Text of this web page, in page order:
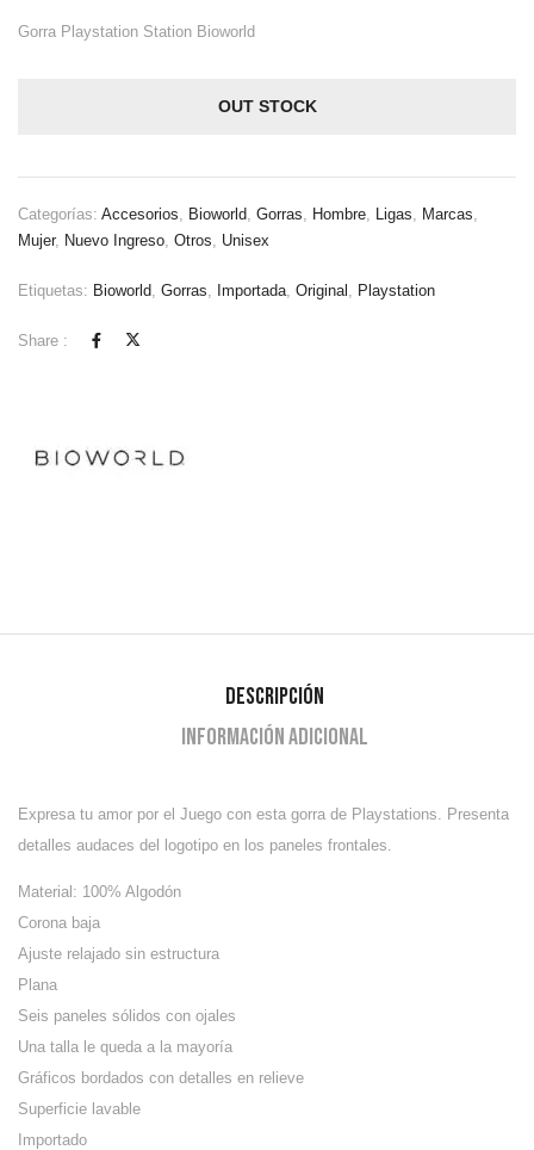
Gorra Playstation Station Bioworld
OUT STOCK
Categorías: Accesorios Bioworld Gorras Hombre Ligas Marcas
Mujer, Nuevo Ingreso Otros Unisex
Etiquetas: Bioworld Gorras Importada Original Playstation
Share :
Descripción
Información adicional
Expresa tu amor por el Juego con esta gorra de Playstations. Presenta
detalles audaces del logotipo en los paneles frontales.
Material: 100% Algodón
Corona baja
Ajuste relajado sin estructura
Plana
Seis paneles sólidos con ojales
Una talla le queda a la mayoría
Gráficos bordados con detalles en relieve
Superficie lavable
Importado